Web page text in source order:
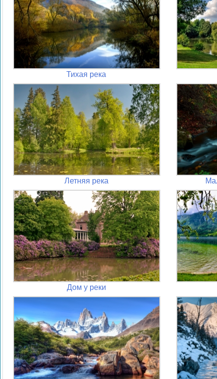
Тихая река
Летняя река
Дом у реки